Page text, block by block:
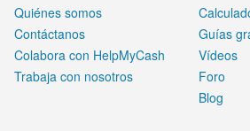
Quiénes somos
Contáctanos
Colabora con HelpMyCash
Trabaja con nosotros
Guías
Vídeos
Foro
Blog